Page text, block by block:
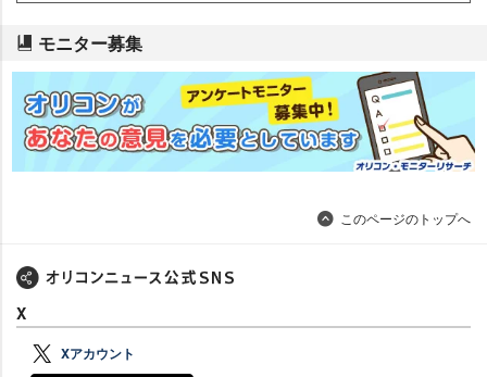
モニター募集
このページのトップへ
X
Xアカウント